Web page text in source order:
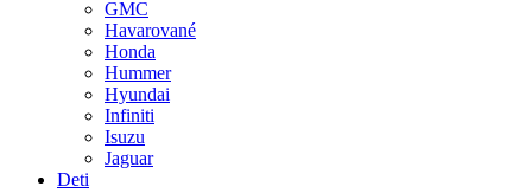
GMC
Havarované
Honda
Hummer
Hyundai
Infiniti
Isuzu
Jaguar
Deti